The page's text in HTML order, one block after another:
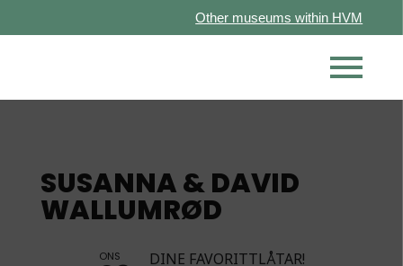
Other museums within HVM
SUSANNA & DAVID
WALLUMRØD
ONS DINE FAVORITTLÅTAR!